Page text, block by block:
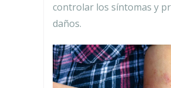
controlar los síntomas y
daños.